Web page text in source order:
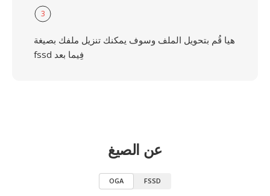
3
هيا قُم بتحويل الملف وسوف يمكنك تنزيل ملفك بصيغة
fssd فِيما بعد
عن الصيغ
OGA FSSD